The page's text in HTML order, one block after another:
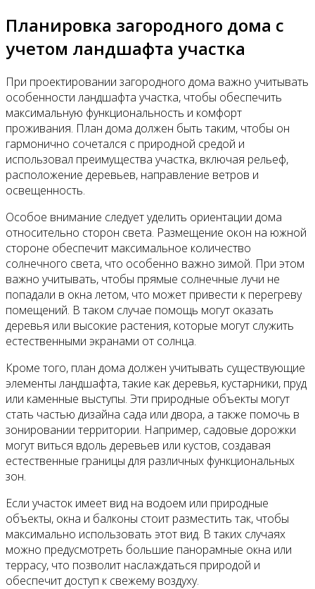
Планировка загородного дома с
учетом ландшафта участка
При проектировании загородного дома важно учитывать
особенности ландшафта участка, чтобы обеспечить
максимальную функциональность и комфорт
проживания. План дома должен быть таким, чтобы он
гармонично сочетался с природной средой и
использовал преимущества участка, включая рельеф,
расположение деревьев, направление ветров и
освещенность.
Особое внимание следует уделить ориентации дома
относительно сторон света. Размещение окон на южной
стороне обеспечит максимальное количество
солнечного света, что особенно важно зимой. При этом
важно учитывать, чтобы прямые солнечные лучи не
попадали в окна летом, что может привести к перегреву
помещений. В таком случае помощь могут оказать
деревья или высокие растения, которые могут служить
естественными экранами от солнца.
Кроме того, план дома должен учитывать существующие
элементы ландшафта, такие как деревья, кустарники, пруд
или каменные выступы. Эти природные объекты могут
стать частью дизайна сада или двора, а также помочь в
зонировании территории. Например, садовые дорожки
могут виться вдоль деревьев или кустов, создавая
естественные границы для различных функциональных
зон.
Если участок имеет вид на водоем или природные
объекты, окна и балконы стоит разместить так, чтобы
максимально использовать этот вид. В таких случаях
можно предусмотреть большие панорамные окна или
террасу, что позволит наслаждаться природой и
обеспечит доступ к свежему воздуху.